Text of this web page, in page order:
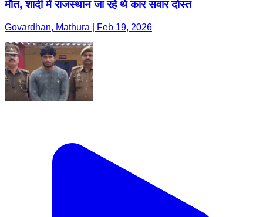
मौत, शादी में राजस्थान जा रहे थे कार सवार दोस्त
Govardhan, Mathura | Feb 19, 2026